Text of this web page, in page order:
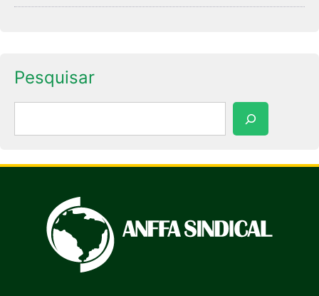
Pesquisar